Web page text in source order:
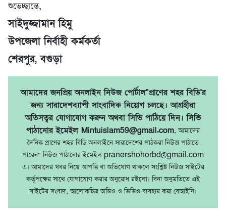
শুভেচ্ছান্তে,
সাইদুজ্জামান হিমু
উপজেলা নির্বাহী কর্মকর্তা
শেরপুর, বগুড়া
আমাদের জনপ্রিয় অনলাইন নিউজ পোর্টাল"প্রাণের শহর বিডি'র
জন্য সারাদেশব্যাপী সাংবাদিক নিয়োগ চলছে। আগ্রহীরা
অতিসত্বর যোগাযোগ করুন অথবা সিভি পাঠিয়ে দিন। সিভি
পাঠানোর ইমেইল Mintuislam59@gmail.com, আমাদের
দৈনিক প্রাণের শহর বিডি অনলাইনে সারাদেশের পাঠকরা নিউজ পাঠাতে
পারেন" নিউজ পাঠানোর ইমেইল pranershohorbd@gmail.com
এ। আমাদের খবর নিয়ে আপত্তি বা অভিযোগ থাকলে সংশ্লিষ্ট নিউজ সাইটের
কর্তৃপক্ষের সাথে যোগাযোগ করার অনুরোধ রইলো। বিনা অনুমতিতে এই
সাইটের সংবাদ, আলোকচিত্র অডিও ও ভিডিও ব্যবহার করা বেআইনি।